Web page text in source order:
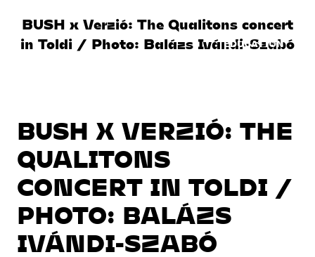
EDUCATION
BUSH x Verzió: The Qualitons concert
in Toldi / Photo: Balázs Ivándi-Szabó
BUSH X VERZIÓ: THE
QUALITONS
CONCERT IN TOLDI /
PHOTO: BALÁZS
IVÁNDI-SZABÓ